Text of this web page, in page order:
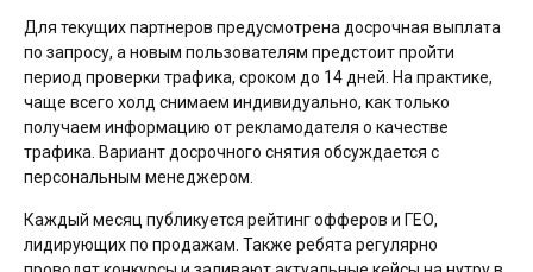
Для текущих партнеров предусмотрена досрочная выплата
по запросу, а новым пользователям предстоит пройти
период проверки трафика, сроком до 14 дней. На практике,
чаще всего холд снимаем индивидуально, как только
получаем информацию от рекламодателя о качестве
трафика. Вариант досрочного снятия обсуждается с
персональным менеджером.
Каждый месяц публикуется рейтинг офферов и ГЕО,
лидирующих по продажам. Также ребята регулярно